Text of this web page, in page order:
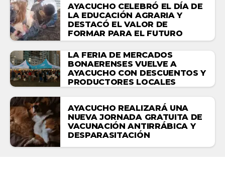
AYACUCHO CELEBRÓ EL DÍA DE
LA EDUCACIÓN AGRARIA Y
DESTACÓ EL VALOR DE
FORMAR PARA EL FUTURO
LA FERIA DE MERCADOS
BONAERENSES VUELVE A
AYACUCHO CON DESCUENTOS Y
PRODUCTORES LOCALES
AYACUCHO REALIZARÁ UNA
NUEVA JORNADA GRATUITA DE
VACUNACIÓN ANTIRRÁBICA Y
DESPARASITACIÓN